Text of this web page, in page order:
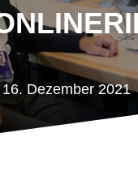
16. Dezember 2021